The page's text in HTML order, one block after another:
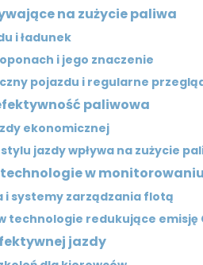
na zużycie paliwa
i ładunek
i jego znaczenie
pojazdu i regularne
paliwowa
ekonomicznej
jazdy wpływa na zużycie
technologie w
i systemy zarządzania flotą
technologie redukujące emisję
jazdy